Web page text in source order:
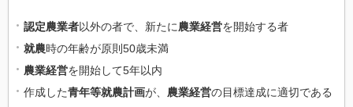
認定農業者以外の者で、新たに農業経営を開始する者
就農時の年齢が原則50歳未満
農業経営を開始して5年以内
作成した青年等就農計画が、 農業経営の目標達成に適切である